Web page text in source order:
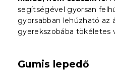
segítségével gyorsan
gyorsabban lehúzható az
gyerekszobába tökéletes
Gumis lepedő